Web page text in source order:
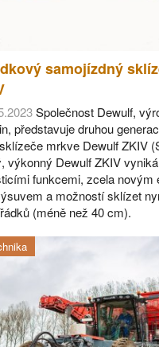
samojízdný
Společnost Dewulf,
představuje druhou
mrkve Dewulf ZKIV
výkonný Dewulf ZKIV
funkcemi, zcela novým
a možností sklízet
(méně než 40 cm).